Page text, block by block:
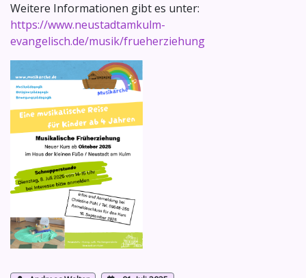
Weitere Informationen gibt es unter:
https://www.neustadtamkulm-
evangelisch.de/musik/frueherziehung